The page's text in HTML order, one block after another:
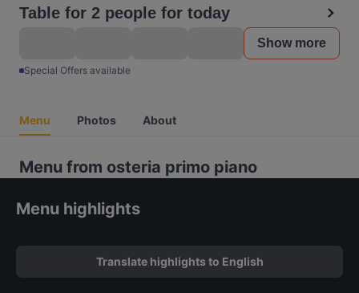
Table for 2 people for today
Show more
Special Offers available
Menu Photos About
Menu from osteria primo piano
Menu highlights
Translate highlights to English